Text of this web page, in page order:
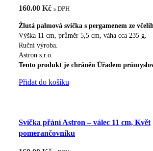
160.00 Kč s DPH
Žlutá palmová svíčka s pergamenem ze
Výška 11 cm, průměr 5,5 cm, váha cca 235 g.
Ruční výroba.
Astron s.r.o.
Tento produkt je chráněn Úřadem
Přidat do košíku
Svíčka přání Astron – válec 11 cm, Květ
pomerančovníku